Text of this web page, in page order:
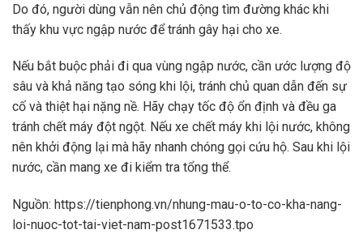
Do đó, người dùng vẫn nên chủ động tìm đường khác khi
thấy khu vực ngập nước để tránh gây hại cho xe.
Nếu bắt buộc phải đi qua vùng ngập nước, cần ước lượng độ
sâu và khả năng tạo sóng khi lội, tránh chủ quan dẫn đến sự
cố và thiệt hại nặng nề. Hãy chạy tốc độ ổn định và đều ga
tránh chết máy đột ngột. Nếu xe chết máy khi lội nước, không
nên khởi động lại mà hãy nhanh chóng gọi cứu hộ. Sau khi lội
nước, cần mang xe đi kiểm tra tổng thể.
Nguồn: https://tienphong.vn/nhung-mau-o-to-co-kha-nang-
loi-nuoc-tot-tai-viet-nam-post1671533.tpo